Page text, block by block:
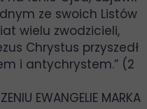
ze swoich Listów
wielu zwodzicieli,
Chrystus przyszedł
i antychrystem.” (2
EWANGELIE MARKA